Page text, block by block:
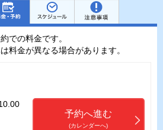
での料金です。
料金が異なる場合があります。
予約へ進む
(カレンダーへ)